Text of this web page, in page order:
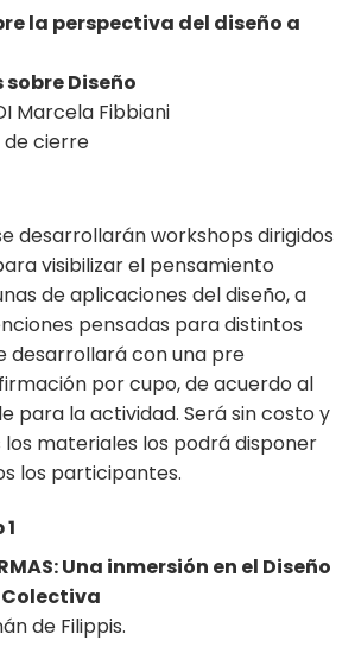
la perspectiva del diseño a
Diseño
Marcela Fibbiani
de cierre
desarrollarán workshops dirigidos
visibilizar el pensamiento
de aplicaciones del diseño, a
pensadas para distintos
desarrollará con una pre
por cupo, de acuerdo al
para la actividad. Será sin costo y
los materiales los podrá disponer
los participantes.
Una inmersión en el Diseño
de Filippis.